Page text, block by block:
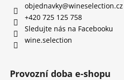
objednavky@wineselection.cz
+420 725 125 758
Sledujte nás na Facebooku
wine.selection
Provozní doba e-shopu